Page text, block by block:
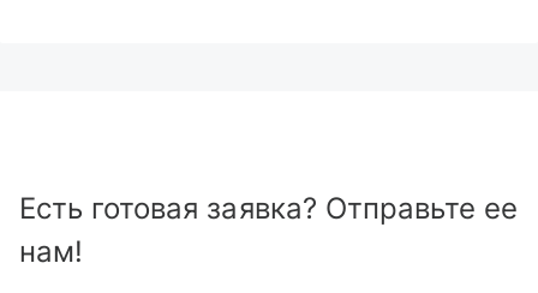
Есть готовая заявка? Отправьте ее
нам!